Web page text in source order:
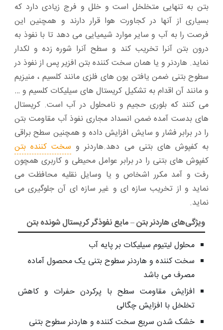
بتن به تنهایی متخلخل است و خلل و فرج زیادی دارد که
بسیاری از آنها در کجاورت هوا قرار دارند و همچنین این
فرصت را به آب و سایر موارد شیمیایی می دهد تا با نفوذ به
درون بتن آنرا تخریب کند و سطح آنرا شوره زده و لکدار
نماید. هاردنر و یا همان سخت کننده بتن افزیر پس از نفوذ در
سطوح بتنی ضمن یافتن یون های فلزی مانند کلسیم ، منیزیم
و مانند آن اقدام به تشکیل کریستال های سیلیکات کلسیم و …
می کنند که بلوری حجیم و نامحلول در آب است. کریستال
های بدست آمده ضمن انسداد مجاری نفوذ آب مقاومت بتن
را در برابر فشار و سایش افزایش داده و همچنین سطح براقی
به کفپوش های بتنی می دهد.هاردنر و سخت کننده بتن
کفپوش های بتنی را در برابر عوامل محیطی و کاربری همچون
رفت و آمد مکرر اشخاص و یا وسایل نقلیه محافظت می
نماید و از تخریب سازه ای و غیر سازه ای آن جلوگیری می
نماید.
ویژگی‌های هاردنر بتن – مایع نفوذگر کریستال شونده بتن
محلول لیتیوم سیلیکات بر پایه آب
سخت کننده و هاردنر سطوح بتنی یک محصول آماده
مصرف می باشد
افزایش مقاومت سطح با پرکردن حفرات و کاهش
تخلخل با افزایش چگالی
خشک شدن سریع سخت کننده و هاردنر سطوح بتنی